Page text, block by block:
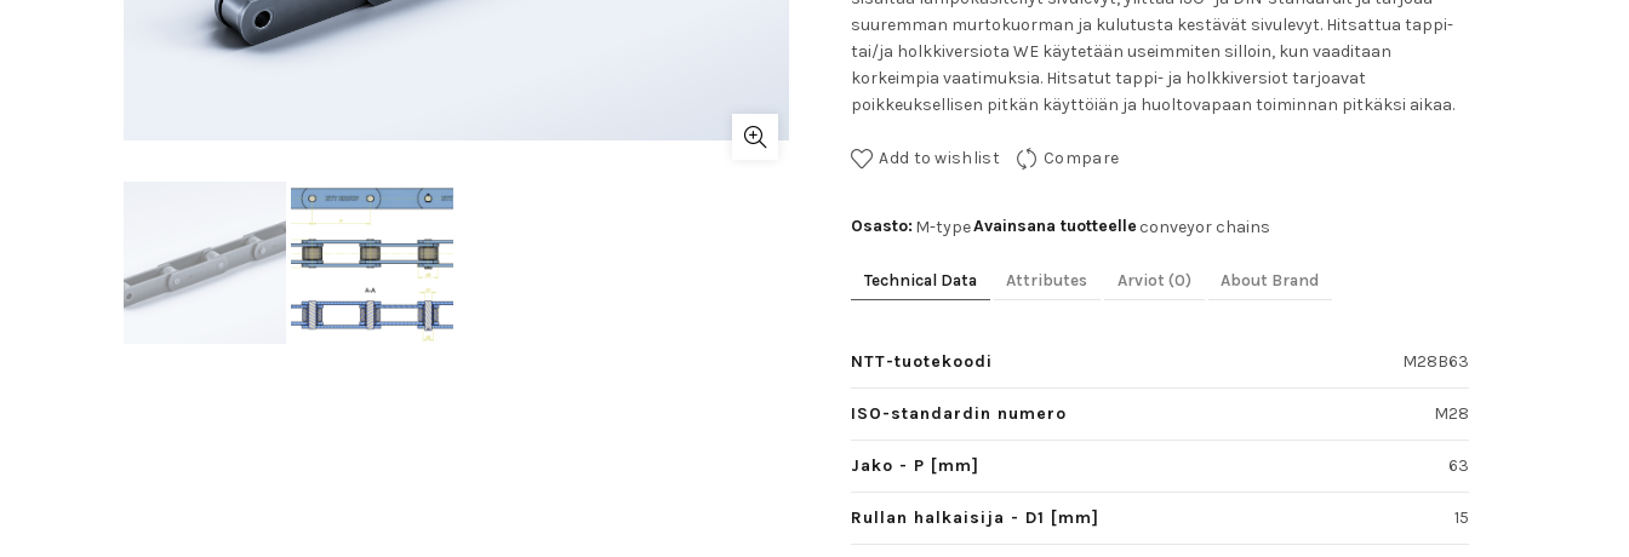
suuremman murtokuorman ja kulutusta kestävät sivulevyt. Hitsattua tappi-
tai/ja holkkiversiota WE käytetään useimmiten silloin, kun vaaditaan
korkeimpia vaatimuksia. Hitsatut tappi- ja holkkiversiot tarjoavat
poikkeuksellisen pitkän käyttöiän ja huoltovapaan toiminnan pitkäksi aikaa.
Add to wishlist Compare
Osasto: M-typeAvainsana tuotteelle conveyor chains
Technical Data Attributes Arviot (0) About Brand
NTT-tuotekoodi M28B63
ISO-standardin numero M28
Jako - P [mm] 63
Rullan halkaisija - D1 [mm] 15